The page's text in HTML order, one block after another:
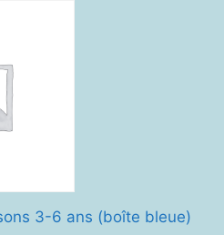
3-6 ans (boîte bleue)